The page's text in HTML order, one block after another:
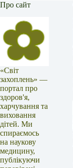
Про сайт
«Світ
захоплень» —
портал про
здоров'я,
харчування та
виховання
дітей. Ми
спираємось
на наукову
медицину,
публікуючи